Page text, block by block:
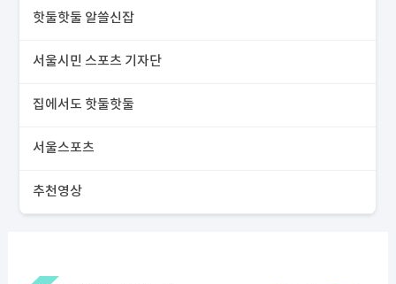
핫둘핫둘 알쓸신잡
서울시민 스포츠 기자단
집에서도 핫둘핫둘
서울스포츠
추천영상